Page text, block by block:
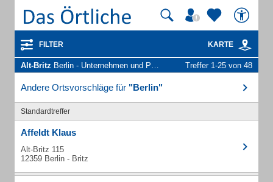
FILTER KARTE
Alt-Britz Berlin - Unternehmen und Personen Treffer 1-25 von 48
Andere Ortsvorschläge für "Berlin"
Standardtreffer
Affeldt Klaus
Alt-Britz 115
12359 Berlin - Britz